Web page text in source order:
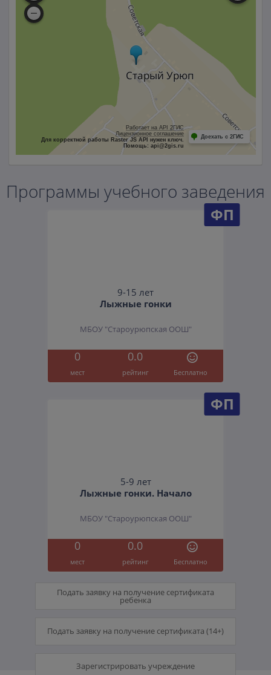
Работает на API 2ГИС
Лицензионное соглашение
Для корректной работы Raster JS API нужен ключ.
Помощь: api@2gis.ru
Доехать с 2ГИС
Программы учебного заведения
ФП
9-15 лет
Лыжные гонки
МБОУ "Староурюпская ООШ"
0 0.0
мест рейтинг Бесплатно
ФП
5-9 лет
Лыжные гонки. Начало
МБОУ "Староурюпская ООШ"
0 0.0
мест рейтинг Бесплатно
Подать заявку на получение сертификата
ребенка
Подать заявку на получение сертификата (14+)
Зарегистрировать учреждение